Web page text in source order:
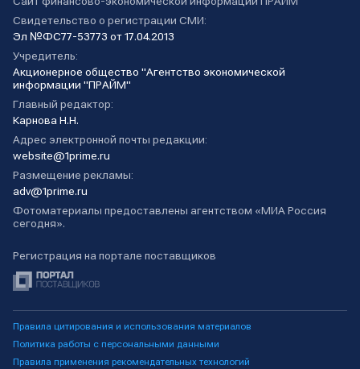
Свидетельство о регистрации СМИ:
Эл №ФС77-53773 от 17.04.2013
Учредитель:
Акционерное общество "Агентство экономической
информации "ПРАЙМ"
Главный редактор:
Карнова Н.Н.
Адрес электронной почты редакции:
website@1prime.ru
Размещение рекламы:
adv@1prime.ru
Фотоматериалы предоставлены агентством «МИА Россия
сегодня».
Регистрация на портале поставщиков
Правила цитирования и использования материалов
Политика работы с персональными данными
Правила применения рекомендательных технологий